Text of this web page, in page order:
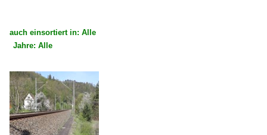
auch einsortiert in: Alle
Deutschland
Dieselloks | 92 80
Jahre: Alle
Alle Jahre
2010
2017